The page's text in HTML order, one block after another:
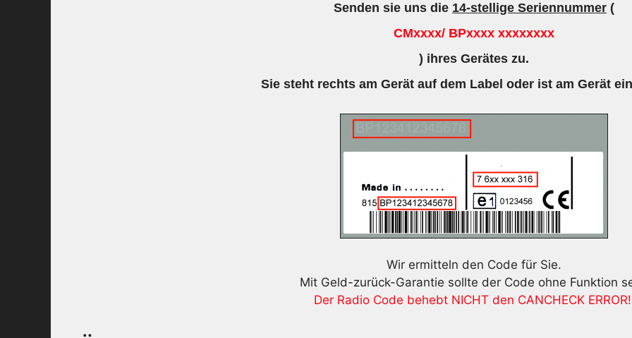
Senden sie uns die 14-stellige Seriennummer (
CMxxxx/ BPxxxx xxxxxxxx
) ihres Gerätes zu.
Sie steht rechts am Gerät auf dem Label oder ist am Gerät
Wir ermitteln den Code für Sie.
Mit Geld-zurück-Garantie sollte der Code ohne Funktion
Der Radio Code behebt NICHT den CANCHECK